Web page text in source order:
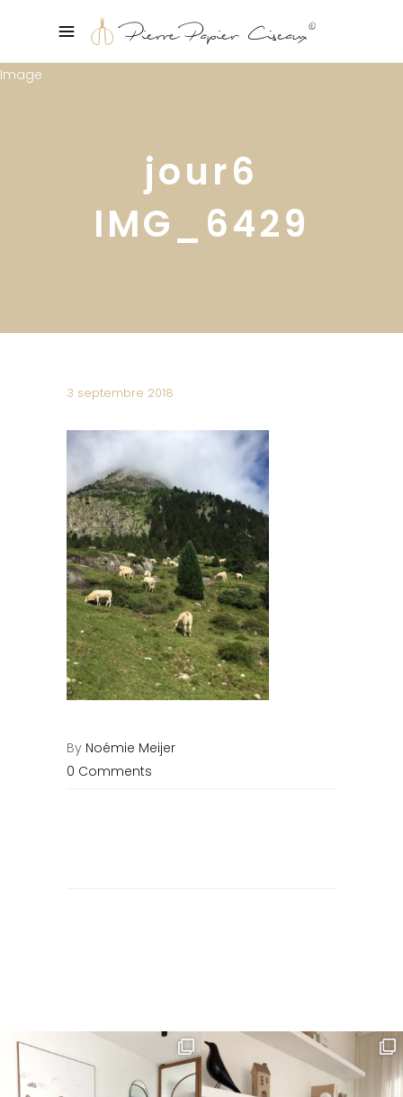
jour6
IMG_6429
3 septembre 2018
By Noémie Meijer
0 Comments